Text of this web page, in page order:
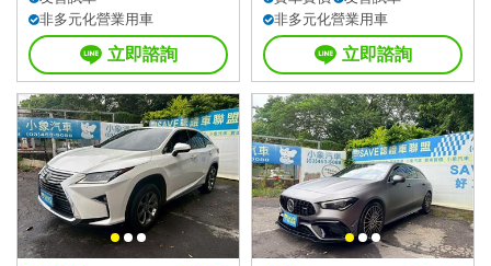
非多元化營業用車
立即諮詢
非多元化營業用車
立即諮詢